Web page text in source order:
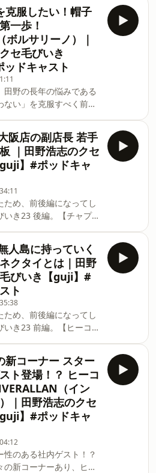
で、 次回以降に採用さ
います。ご了承くださ
主を務めている STORE
store_n_osaka/
00:00 タイトルコール
このクセ毛びいきは
02:56 今回のお品書き
forms/d/e/
収録日（未定）までと
。※次回クセ毛びいき内
たしますので是非ご覧
は8月中旬公開を予定し
チャプター】00:00 今
ューアル02:00 自己紹
お品書き04:40 なんと
びいきです05:40 プチ
ついて08:13 田野の近
葭と食事にいった際
異動について18:42 海
お土産について
克服したい！帽子
一歩！
ルサリーノ）｜
セ毛びいき
ッドキャスト
田野の長年の悩みである
ない」を克服すべく前向
でご紹介】
サリーノ）8パネルリネ
guji-
18541600214【田野
お悩み募集中！】
fKhGJmfnTwNfZqNXA
ち明けたい…！という奇
しゃいましたら、なんで
。主にファッションの
ますが、そうでなくても
名前とメールアドレス
だけるようになりまし
が殺到しているわけで
で、 次回以降に採用さ
います。ご了承くださ
ャストでも配信中！
阪店の副店長 若手
｜田野浩志のクセ
】#ポッドキャ
ため、前後編になってし
いき23 後編。【チャプタ
ったので前後編にわかれ
若手のホープ登板！
とgujiの人には出られな
で仲の良い人は04:27
ムは06:08 入社のきっ
ツが好きでアパレル
JACKET推し15:50
店頭で嬉しかった
を機に聞きたいこと
ナリーズの契約更新
相談室【出演者のス
田野
kuribo0605/
LATINOネクタイ：
シャツ：Finamoreチ
人島に持っていく
クタイとは｜田野
びいき【guji】#
ト
ため、前後編になってし
いき23 前編。【ヒーコび
ソリッドスフォデラー
guji/18242210082【チ
早速タイトルコール
す00:31 再生回数の伸
ている田野02:18 ここ
イトルコール03:27 こ
ファッション系ラジオ企
之さんが出演する
05:55 タクシーで飴ち
新コーナー スター
ト登場！？ ヒーコ
（イン
｜田野浩志のクセ
】#ポッドキャ
性のある社内ゲスト！？
の新コーナーあり、ヒー